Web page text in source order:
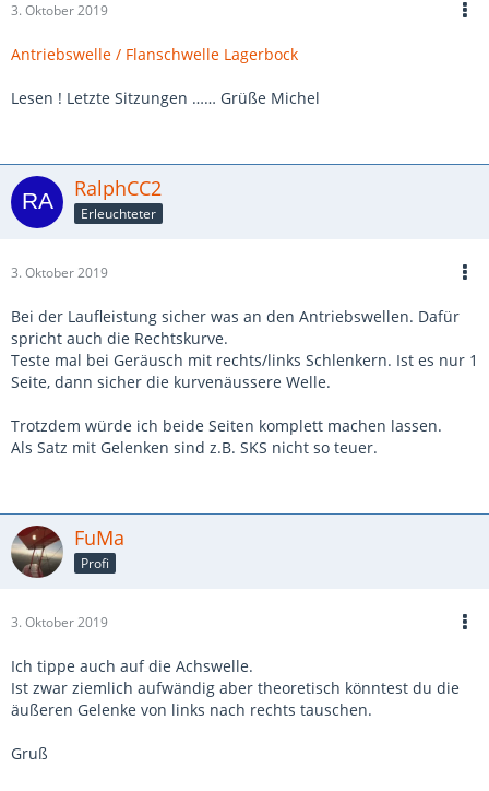
3. Oktober 2019
Antriebswelle / Flanschwelle Lagerbock
Lesen ! Letzte Sitzungen …… Grüße Michel
RalphCC2
Erleuchteter
3. Oktober 2019
Bei der Laufleistung sicher was an den Antriebswellen. Dafür
spricht auch die Rechtskurve.
Teste mal bei Geräusch mit rechts/links Schlenkern. Ist es nur 1
Seite, dann sicher die kurvenäussere Welle.
Trotzdem würde ich beide Seiten komplett machen lassen.
Als Satz mit Gelenken sind z.B. SKS nicht so teuer.
FuMa
Profi
3. Oktober 2019
Ich tippe auch auf die Achswelle.
Ist zwar ziemlich aufwändig aber theoretisch könntest du die
äußeren Gelenke von links nach rechts tauschen.
Gruß